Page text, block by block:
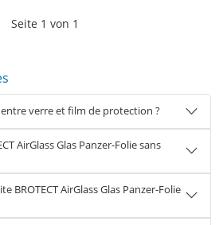
Seite 1 von 1
verre et film de protection ?
AirGlass Glas Panzer-Folie sans
BROTECT AirGlass Glas Panzer-Folie